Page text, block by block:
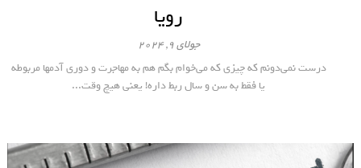
رویا
جولای 9, 2024
درست نمی‌دونم که چیزی که می‌خوام بگم هم به مهاجرت و دوری آدمها مربوطه
یا فقط به سن و سال ربط داره! یعنی هیچ وقت...